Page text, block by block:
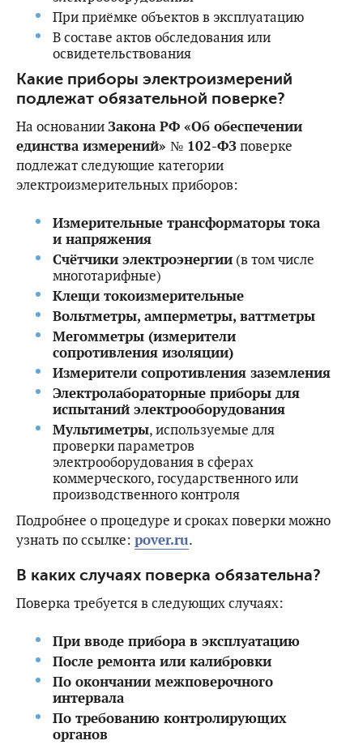
При приёмке объектов в эксплуатацию
В составе актов обследования или
освидетельствования
Какие приборы электроизмерений
подлежат обязательной поверке?
На основанииЗакона РФ «Об обеспечении
единства измерений» № 102-ФЗповерке
подлежат следующие категории
электроизмерительных приборов:
Измерительные трансформаторы тока
и напряжения
Счётчики электроэнергии (в том числе
многотарифные)
Клещи токоизмерительные
Вольтметры, амперметры, ваттметры
Мегомметры (измерители
сопротивления изоляции)
Измерители сопротивления заземления
Электролабораторные приборы для
испытаний электрооборудования
Мультиметры, используемые для
проверки параметров
электрооборудования в сферах
коммерческого, государственного или
производственного контроля
Подробнее о процедуре и сроках поверки можно
узнать по ссылке: pover.ru.
В каких случаях поверка обязательна?
Поверка требуется в следующих случаях:
При вводе прибора в эксплуатацию
После ремонта или калибровки
По окончании межповерочного
интервала
По требованию контролирующих
органов